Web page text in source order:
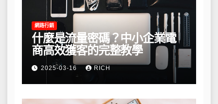
網路行銷
什麼是流量密碼？中小企業電
商高效獲客的完整教學
2025-03-16 RICH